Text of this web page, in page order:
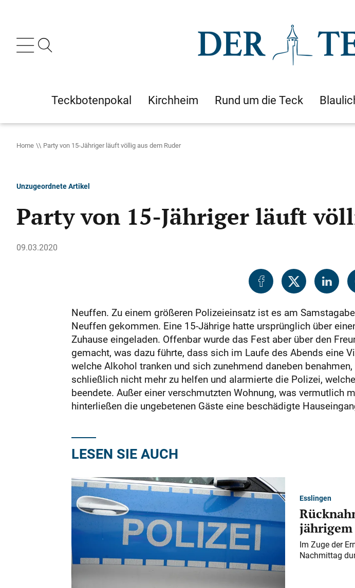
Teckbotenpokal Kirchheim Rund um die Teck
Home Party von 15-Jähriger läuft völlig aus dem Ruder
Unzugeordnete Artikel
Party von 15-Jähriger läuft
09.03.2020
Neuffen. Zu einem größeren Polizeieinsatz ist es am
Neuffen gekommen. Eine 15-Jährige hatte ursprünglich über
Zuhause eingeladen. Offenbar wurde das Fest aber über den
gemacht, was dazu führte, dass sich im Laufe des Abends eine
welche Alkohol tranken und sich zunehmend daneben
schließlich nicht mehr zu helfen und alarmierte die Polizei,
beendete. Außer einer verschmutzten Wohnung, was vermutlich
hinterließen die ungebetenen Gäste eine beschädigte
LESEN SIE AUCH
Esslingen
jährigem
Im Zuge der
Nachmittag